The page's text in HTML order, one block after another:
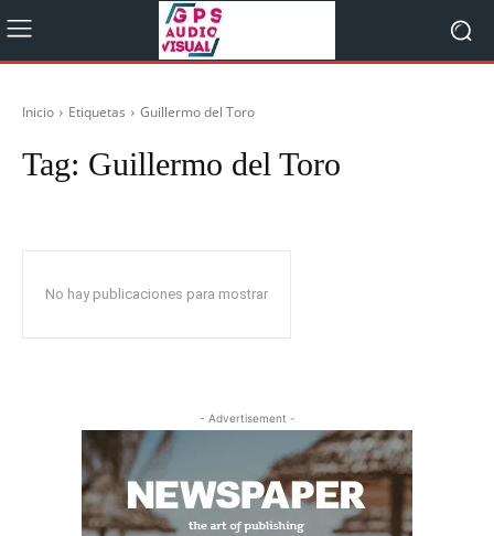
Inicio Etiquetas Guillermo del Toro
Tag: Guillermo del Toro
No hay publicaciones para mostrar
- Advertisement -